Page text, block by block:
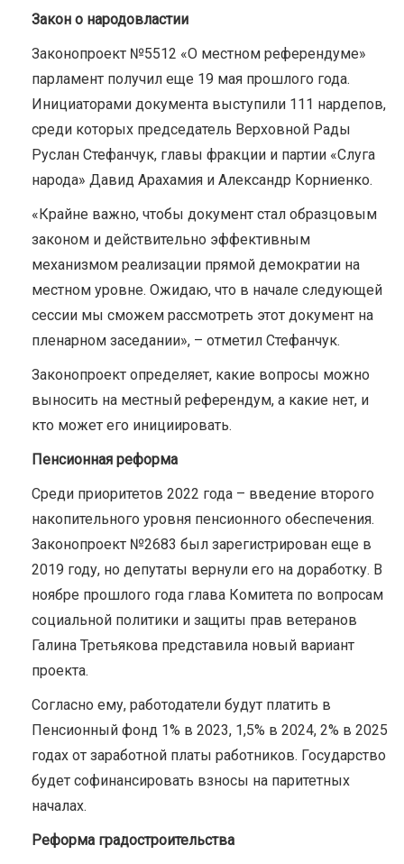
Закон о народовластии
Законопроект №5512 «О местном референдуме»
парламент получил еще 19 мая прошлого года.
Инициаторами документа выступили 111 нардепов,
среди которых председатель Верховной Рады
Руслан Стефанчук, главы фракции и партии «Слуга
народа» Давид Арахамия и Александр Корниенко.
«Крайне важно, чтобы документ стал образцовым
законом и действительно эффективным
механизмом реализации прямой демократии на
местном уровне. Ожидаю, что в начале следующей
сессии мы сможем рассмотреть этот документ на
пленарном заседании», – отметил Стефанчук.
Законопроект определяет, какие вопросы можно
выносить на местный референдум, а какие нет, и
кто может его инициировать.
Пенсионная реформа
Среди приоритетов 2022 года – введение второго
накопительного уровня пенсионного обеспечения.
Законопроект №2683 был зарегистрирован еще в
2019 году, но депутаты вернули его на доработку. В
ноябре прошлого года глава Комитета по вопросам
социальной политики и защиты прав ветеранов
Галина Третьякова представила новый вариант
проекта.
Согласно ему, работодатели будут платить в
Пенсионный фонд 1% в 2023, 1,5% в 2024, 2% в 2025
годах от заработной платы работников. Государство
будет софинансировать взносы на паритетных
началах.
Реформа градостроительства